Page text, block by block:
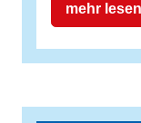
mehr lesen